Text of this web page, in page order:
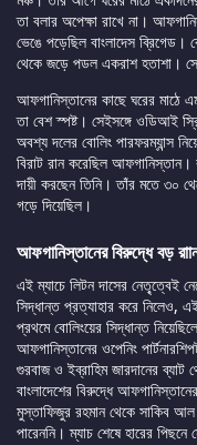
তা বলার অপেক্ষা রাখে না।
ভেঙে পড়েছিল বাংলাদেস ব্রিগেড।
থেকে জড়ে পডল একরাশ হতাশা।
আফগানিস্তানের কাছে ঘরের মাঠে
তা বেশ স্পষ্ট। সেইসঙ্গে ওডিআই
অবশ্য দলের বোলিং পারফরম্যান্স
বিরাট রান করেছিল আফগানিস্তান।
দায়ী করছেন তিনি। তাঁর মতে ৩০
গড়ে দিয়েছিল।
আফগানিস্তানের বিরুদ্ধে বড়
এই ম্যাচে লিটন দাসের নেতৃ্ত্বেই
সিদ্ধান্ত প্রত্যাহার করে নিলেও,
প্রথমে বোলিংয়ের সিদ্ধান্ত
আফগানিস্তানের ওপেনিং
গুরবাজ ও ইব্রাহিম জারদানের ব্যাট
বাংলাদেশের বিরুদ্ধে
মুস্তাফিজুর রহমান থেকে সাকিব
পারেননি। ম্যাচ শেষে হারের পিছনে